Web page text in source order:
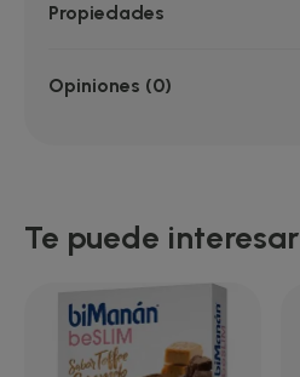
Propiedades
Opiniones (0)
Te puede interesar